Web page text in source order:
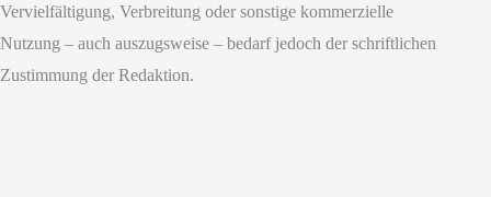
Vervielfältigung, Verbreitung oder sonstige kommerzielle
Nutzung – auch auszugsweise – bedarf jedoch der schriftlichen
Zustimmung der Redaktion.